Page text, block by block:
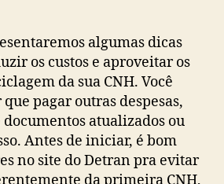
algumas dicas
os custos e aproveitar os
da sua CNH. Você
pagar outras despesas,
documentos atualizados ou
Antes de iniciar, é bom
no site do Detran pra evitar